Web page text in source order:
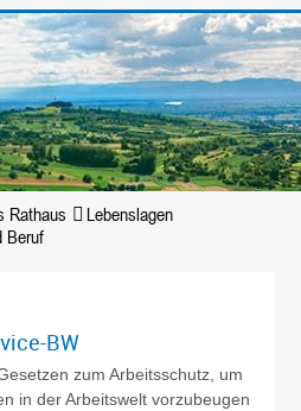
Rathaus
Lebenslagen
Beruf
BW
zum Arbeitsschutz, um
in der Arbeitswelt vorzubeugen